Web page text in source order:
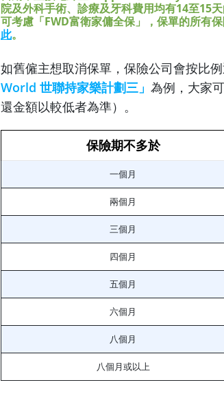
院及外科手術、診療及牙科費用均有14至15
可考慮 「FWD富衛家傭全保」 ，保單的所有
此。
如舊僱主想取消保單，保險公司會按比
World 世聯持家樂計劃三」 為例，大家
還金額以較低者為準）。
保險期不多於
一個月
兩個月
三個月
四個月
五個月
六個月
八個月
八個月或以上